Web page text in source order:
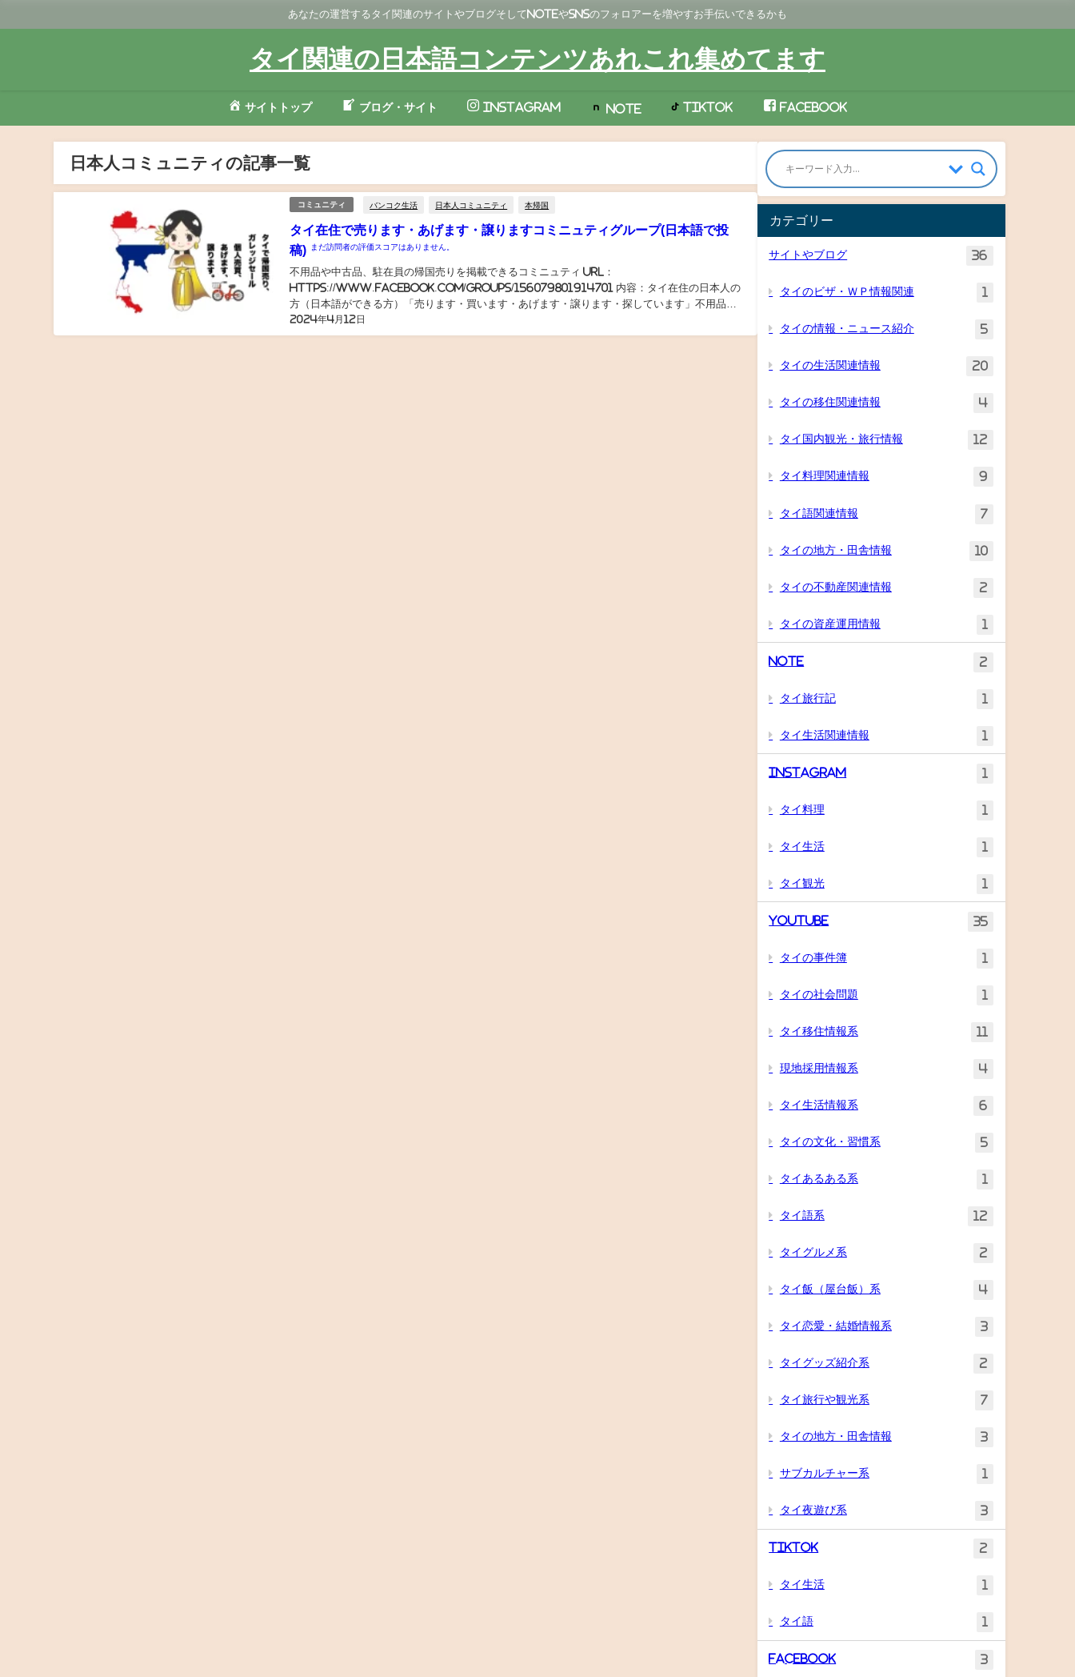
あなたの運営するタイ関連のサイトやブログそしてNoteやSNSのフォロアーを増やすお手伝いできるかも
タイ関連の日本語コンテンツあれこれ集めてます
サイトトップ ブログ・サイト Instagram Note TikTok Facebook
日本人コミュニティの記事一覧
コミュニティ バンコク生活 日本人コミュニティ 本帰国
タイ在住で売ります・あげます・譲りますコミニュティグループ(日本語で投
稿)
まだ訪問者の評価スコアはありません。
2024年4月12日
不用品や中古品、駐在員の帰国売りを掲載できるコミニュティ URL：
https://www.facebook.com/groups/156079801914701 内容：タイ在住の日本人の
方（日本語ができる方）「売ります・買います・あげます・譲ります・探しています」不用品や
中古品、駐在員の帰国売りを掲載できるコミニュティ...
カテゴリー
サイトやブログ 36
タイのビザ・ＷＰ情報関連
タイの情報・ニュース紹介 5
タイの生活関連情報 20
タイの移住関連情報 4
タイ国内観光・旅行情報 12
タイ料理関連情報 9
タイ語関連情報 7
タイの地方・田舎情報 10
タイの不動産関連情報 2
タイの資産運用情報 1
Note 2
タイ旅行記 1
タイ生活関連情報 1
Instagram 1
タイ料理 1
タイ生活 1
タイ観光 1
YouTube 35
タイの事件簿 1
タイの社会問題
タイ移住情報系
現地採用情報系 4
タイ生活情報系 6
タイの文化・習慣系 5
タイあるある系
タイ語系 12
タイグルメ系 2
タイ飯（屋台飯）系 4
タイ恋愛・結婚情報系 3
タイグッズ紹介系 2
タイ旅行や観光系 7
タイの地方・田舎情報 3
サブカルチャー系
タイ夜遊び系 3
TikTok 2
タイ生活
タイ語
Facebook 3